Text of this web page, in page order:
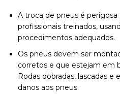
A troca de pneus é
profissionais treinados,
procedimentos adequados.
Os pneus devem ser
corretos e que estejam em
Rodas dobradas, lascadas
danos aos pneus.